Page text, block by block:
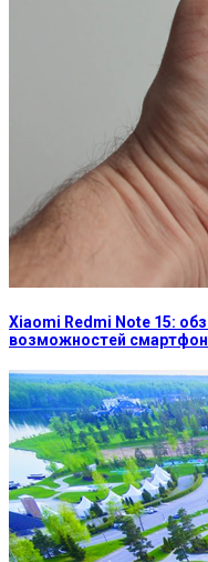
Xiaomi Redmi Note 15:
возможностей